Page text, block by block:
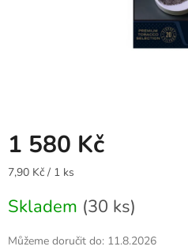
1 580 Kč
Měrná
7,90 Kč / 1 ks
Skladem (30 ks)
Můžeme doručit do: 11.8.2026